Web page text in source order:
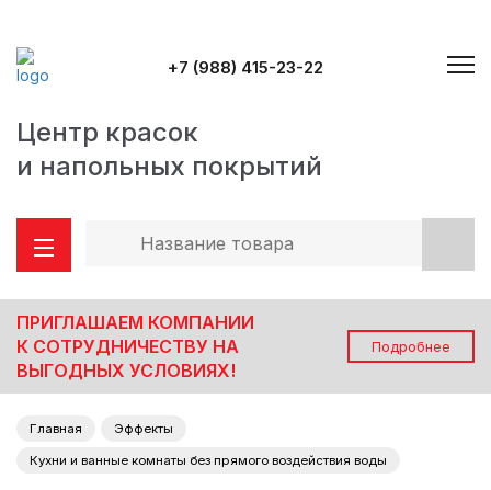
+7 (988) 415-23-22
Центр красок
и напольных покрытий
ПРИГЛАШАЕМ КОМПАНИИ
К СОТРУДНИЧЕСТВУ НА
ВЫГОДНЫХ УСЛОВИЯХ!
Подробнее
Главная Эффекты
Кухни и ванные комнаты без прямого воздействия воды